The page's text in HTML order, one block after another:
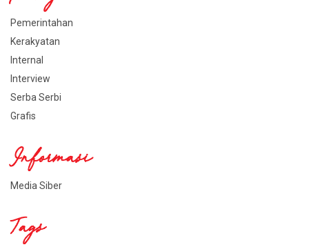
Pemerintahan
Kerakyatan
Internal
Interview
Serba Serbi
Grafis
Informasi
Media Siber
Tags